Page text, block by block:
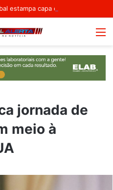
jornada de
meio à